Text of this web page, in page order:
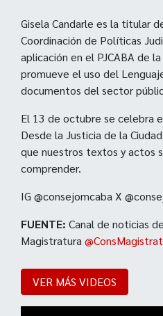
Gisela Candarle es la titular
Coordinación de Políticas
aplicación en el PJCABA de
promueve el uso del
documentos del sector
El 13 de octubre se celebra
Desde la Justicia de la
que nuestros textos y actos
comprender.
IG @consejomcaba X
FUENTE: Canal de noticias
Magistratura
VER MÁS VIDEOS